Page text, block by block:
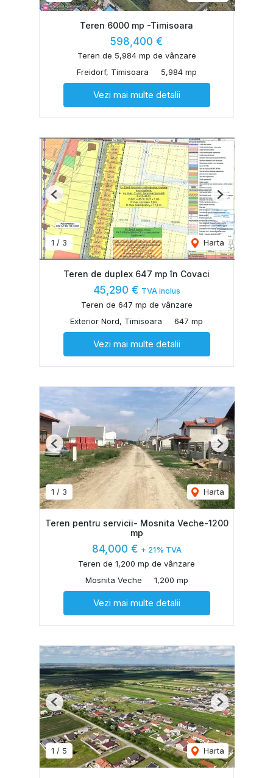
Teren 6000 mp -Timisoara
598,400 €
Teren de 5,984 mp de vânzare
Freidorf, Timisoara
5,984 mp
Vezi mai multe detalii
1 / 3 Harta
Previous Next
Teren de duplex 647 mp în Covaci
45,290 € TVA inclus
Teren de 647 mp de vânzare
Exterior Nord, Timisoara
647 mp
Vezi mai multe detalii
1 / 3 Harta
Previous Next
Teren pentru servicii- Mosnita Veche-1200
mp
84,000 € + 21% TVA
Teren de 1,200 mp de vânzare
Mosnita Veche
1,200 mp
Vezi mai multe detalii
1 / 5 Harta
Previous Next